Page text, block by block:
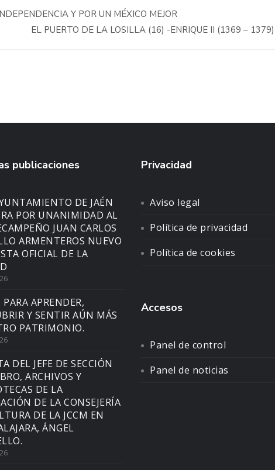
Y POR UN MÉXICO MEJOR
EL PUERTO DE LA LOSILLA (16) -ENRIQUE II (1369 – 1379)
publicaciones
DE JAÉN
POR UNANIMIDAD AL
JUAN CARLOS
ARMENTEROS NUEVO
OFICIAL DE LA
PARA APRENDER,
Y SENTIR AÚN MÁS
PATRIMONIO.
DEL JEFE DE SECCIÓN
ARCHIVOS Y
DE LA
DE LA CONSEJERÍA
DE LA JCCM EN
ÁNGEL
Privacidad
Aviso legal
Política de privacidad
Política de cookies
Accesos
Panel de control
Panel de noticias